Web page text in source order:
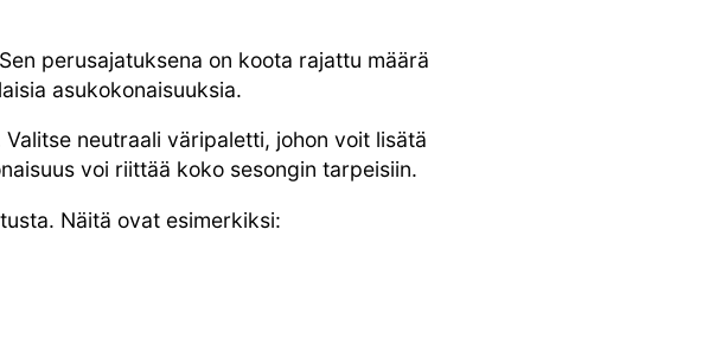
perusajatuksena on koota rajattu määrä
asukokonaisuuksia.
neutraali väripaletti, johon voit lisätä
voi riittää koko sesongin tarpeisiin.
Näitä ovat esimerkiksi: